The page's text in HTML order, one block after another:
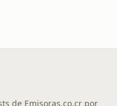
de Emisoras.co.cr por